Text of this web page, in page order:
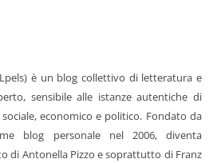
è un blog collettivo di letteratura e
sensibile alle istanze autentiche di
economico e politico. Fondato da
blog personale nel 2006, diventa
di Antonella Pizzo e soprattutto di Franz